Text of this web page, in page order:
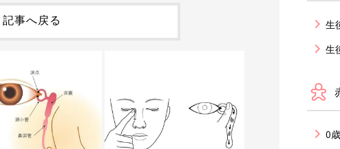
記事へ戻る
生
生
0歳